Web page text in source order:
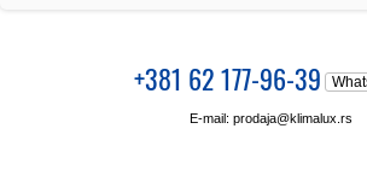
+381 62 177-96-39
E-mail: prodaja@klimalux.rs